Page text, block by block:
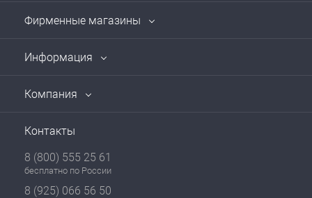
Фирменные магазины
Информация
Компания
Контакты
8 (800) 555 25 61
бесплатно по России
8 (925) 066 56 50